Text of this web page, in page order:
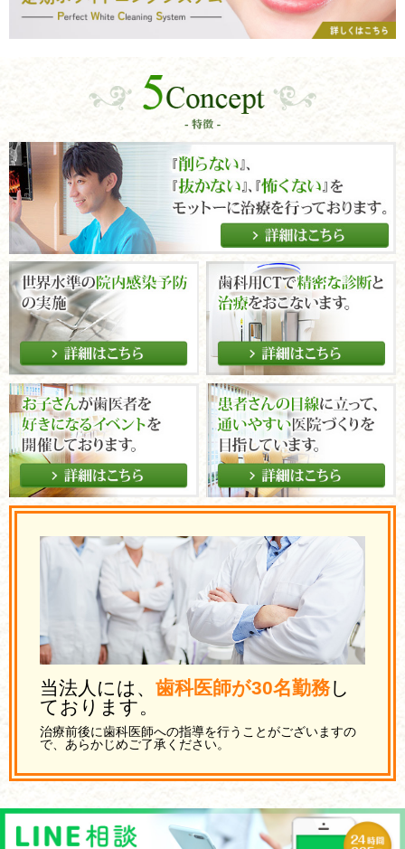
当法人には、 歯科医師が30名勤務し
ております。
治療前後に歯科医師への指導を行うことがございますの
で、あらかじめご了承ください。